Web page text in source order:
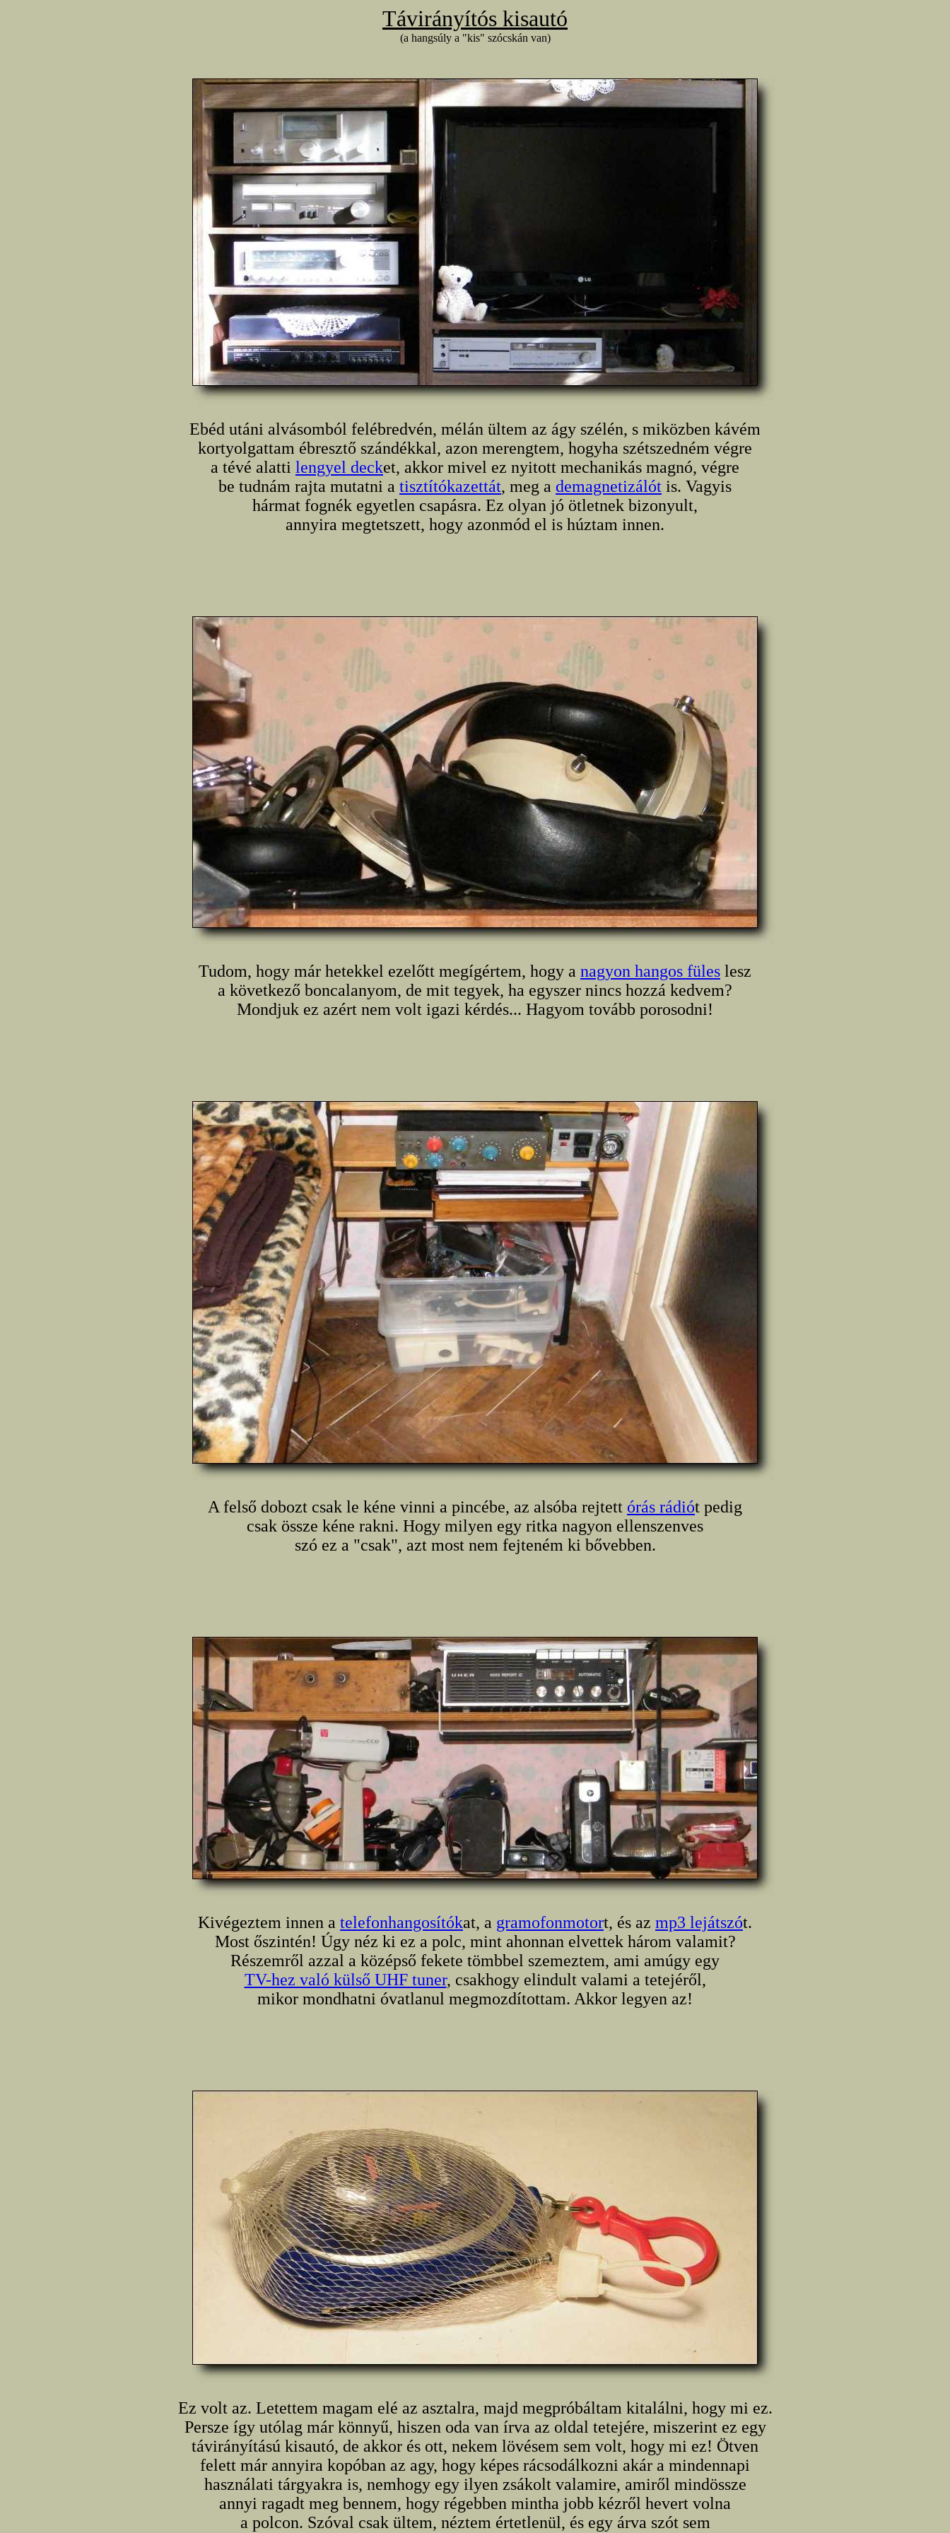
Távirányítós kisautó
(a hangsúly a "kis" szócskán van)
Ebéd utáni alvásomból felébredvén, mélán ültem az ágy szélén, s miközben kávém
kortyolgattam ébresztő szándékkal, azon merengtem, hogyha szétszedném végre
a tévé alatti lengyel decket, akkor mivel ez nyitott mechanikás magnó, végre
be tudnám rajta mutatni a tisztítókazettát, meg a demagnetizálót is. Vagyis
hármat fognék egyetlen csapásra. Ez olyan jó ötletnek bizonyult,
annyira megtetszett, hogy azonmód el is húztam innen.
Tudom, hogy már hetekkel ezelőtt megígértem, hogy a nagyon hangos füles lesz
a következő boncalanyom, de mit tegyek, ha egyszer nincs hozzá kedvem?
Mondjuk ez azért nem volt igazi kérdés... Hagyom tovább porosodni!
A felső dobozt csak le kéne vinni a pincébe, az alsóba rejtett órás rádiót pedig
csak össze kéne rakni. Hogy milyen egy ritka nagyon ellenszenves
szó ez a "csak", azt most nem fejteném ki bővebben.
Kivégeztem innen a telefonhangosítókat, a gramofonmotort, és az mp3 lejátszót.
Most őszintén! Úgy néz ki ez a polc, mint ahonnan elvettek három valamit?
Részemről azzal a középső fekete tömbbel szemeztem, ami amúgy egy
TV-hez való külső UHF tuner, csakhogy elindult valami a tetejéről,
mikor mondhatni óvatlanul megmozdítottam. Akkor legyen az!
Ez volt az. Letettem magam elé az asztalra, majd megpróbáltam kitalálni, hogy mi ez.
Persze így utólag már könnyű, hiszen oda van írva az oldal tetejére, miszerint ez egy
távirányítású kisautó, de akkor és ott, nekem lövésem sem volt, hogy mi ez! Ötven
felett már annyira kopóban az agy, hogy képes rácsodálkozni akár a mindennapi
használati tárgyakra is, nemhogy egy ilyen zsákolt valamire, amiről mindössze
annyi ragadt meg bennem, hogy régebben mintha jobb kézről hevert volna
a polcon. Szóval csak ültem, néztem értetlenül, és egy árva szót sem